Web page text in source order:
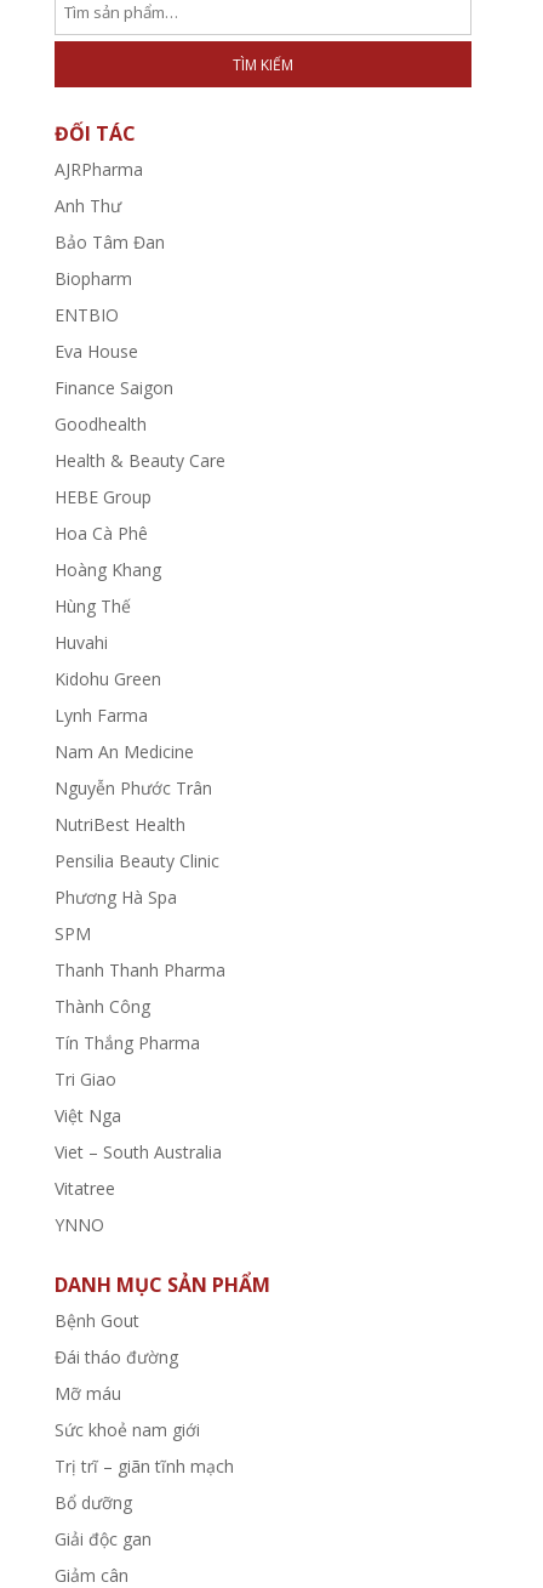
TÌM KIẾM
ĐỐI TÁC
AJRPharma
Anh Thư
Bảo Tâm Đan
Biopharm
ENTBIO
Eva House
Finance Saigon
Goodhealth
Health & Beauty Care
HEBE Group
Hoa Cà Phê
Hoàng Khang
Hùng Thế
Huvahi
Kidohu Green
Lynh Farma
Nam An Medicine
Nguyễn Phước Trân
NutriBest Health
Pensilia Beauty Clinic
Phương Hà Spa
SPM
Thanh Thanh Pharma
Thành Công
Tín Thắng Pharma
Tri Giao
Việt Nga
Viet – South Australia
Vitatree
YNNO
DANH MỤC SẢN PHẨM
Bệnh Gout
Đái tháo đường
Mỡ máu
Sức khoẻ nam giới
Trị trĩ – giãn tĩnh mạch
Bổ dưỡng
Giải độc gan
Giảm cân